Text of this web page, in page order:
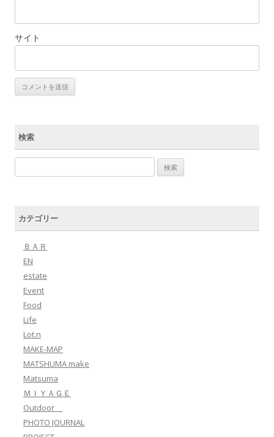
サイト
検索
カテゴリー
ＢＡＲ
EN
estate
Event
Food
Life
Lot.n
MAKE-MAP
MATSHUMA make
Matsuma
ＭＩＹＡＧＥ
Outdoor
PHOTO JOURNAL